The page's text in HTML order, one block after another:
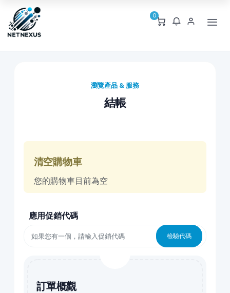
0
瀏覽產品 & 服務
結帳
清空購物車
您的購物車目前為空
應用促銷代碼
檢驗代碼
訂單概觀